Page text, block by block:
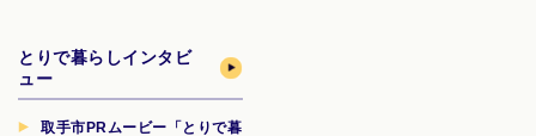
とりで暮らしインタビ
ュー
取手市PRムービー「とりで暮